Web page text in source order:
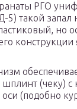
РГО
такой запал
но
конструкции
(чеку) с
(подобно